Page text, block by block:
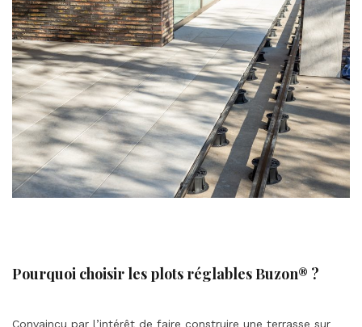
Pourquoi choisir les plots réglables Buzon® ?
Convaincu par l’intérêt de faire construire une terrasse sur